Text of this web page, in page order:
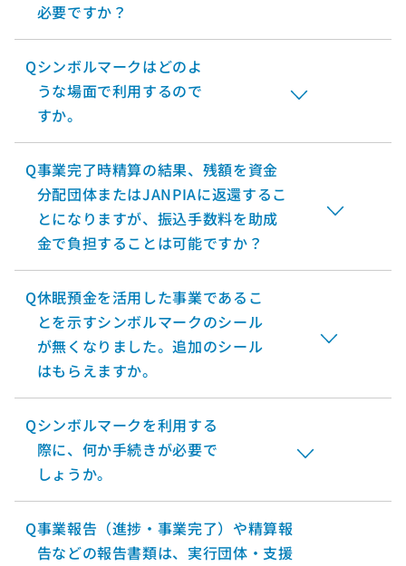
必要ですか？
Qシンボルマークはどのよ
うな場面で利用するので
すか。
Q事業完了時精算の結果、残額を資金
分配団体またはJANPIAに返還するこ
とになりますが、振込手数料を助成
金で負担することは可能ですか？
Q休眠預金を活用した事業であるこ
とを示すシンボルマークのシール
が無くなりました。追加のシール
はもらえますか。
Qシンボルマークを利用する
際に、何か手続きが必要で
しょうか。
Q事業報告（進捗・事業完了）や精算報
告などの報告書類は、実行団体・支援